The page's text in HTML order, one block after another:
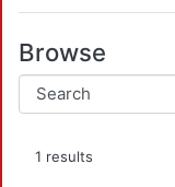
Browse
1 results